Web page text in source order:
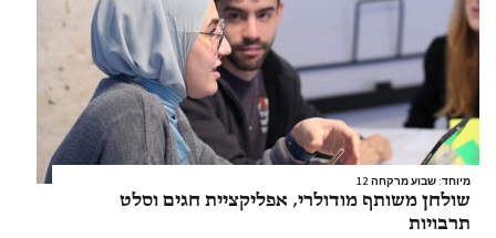
מיוחד: שבוע מרקחה 12
שולחן משותף מודולרי, אפליקציית חגים וסלט
תרבויות